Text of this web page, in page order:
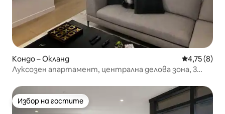
Кондо – Окланд Средна
4,75 (8)
Луксозен апартамент, централна делова зона, 3
Избор на гостите
Избор на гостите